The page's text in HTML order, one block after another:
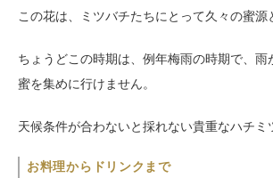
この花は、ミツバチたちにとって久々の蜜源
ちょうどこの時期は、例年梅雨の時期で、雨
蜜を集めに行けません。
天候条件が合わないと採れない貴重なハチミ
お料理からドリンクまで